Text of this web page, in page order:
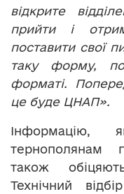
відкрите
прийти і
поставити свої
таку форму,
форматі.
це буде ЦНАП».
Інформацію,
тернополянам
також
Технічний